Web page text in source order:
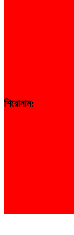
শিরোনাম: